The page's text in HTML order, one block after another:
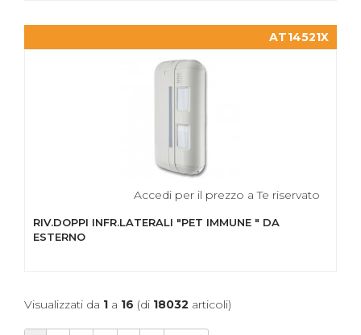
AT14521X
Accedi per il prezzo a Te riservato
RIV.DOPPI INFR.LATERALI "PET IMMUNE " DA
ESTERNO
Visualizzati da 1 a 16 (di 18032 articoli)